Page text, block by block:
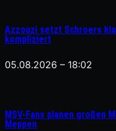
Azzouzi setzt Schroers
kompliziert
05.08.2026 – 18:02
MSV-Fans planen großen
Meppen